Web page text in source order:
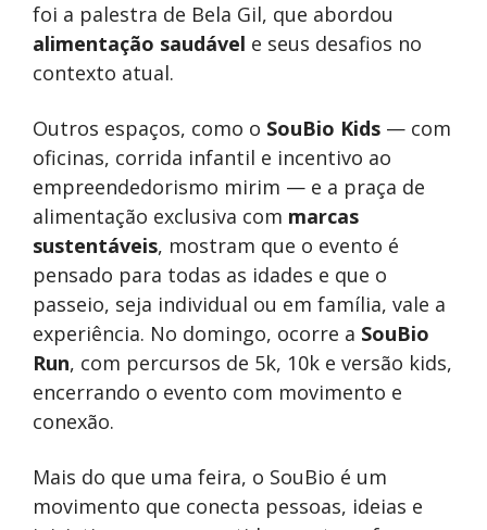
foi a palestra de Bela Gil, que abordou
alimentação saudável e seus desafios no
contexto atual.
Outros espaços, como o SouBio Kids — com
oficinas, corrida infantil e incentivo ao
empreendedorismo mirim — e a praça de
alimentação exclusiva com marcas
sustentáveis, mostram que o evento é
pensado para todas as idades e que o
passeio, seja individual ou em família, vale a
experiência. No domingo, ocorre a SouBio
Run, com percursos de 5k, 10k e versão kids,
encerrando o evento com movimento e
conexão.
Mais do que uma feira, o SouBio é um
movimento que conecta pessoas, ideias e